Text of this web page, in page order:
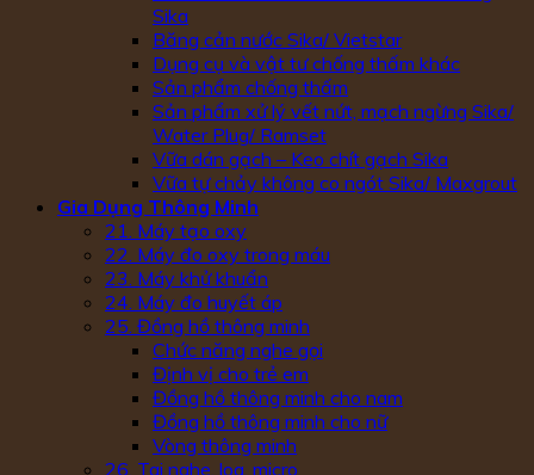
Sika
Băng cản nước Sika/ Vietstar
Dụng cụ và vật tư chống thấm khác
Sản phẩm chống thấm
Sản phẩm xử lý vết nứt, mạch ngừng Sika/
Water Plug/ Ramset
Vữa dán gạch – Keo chít gạch Sika
Vữa tự chảy không co ngót Sika/ Maxgrout
Gia Dụng Thông Minh
21. Máy tạo oxy
22. Máy đo oxy trong máu
23. Máy khử khuẩn
24. Máy đo huyết áp
25. Đồng hồ thông minh
Chức năng nghe gọi
Định vị cho trẻ em
Đồng hồ thông minh cho nam
Đồng hồ thông minh cho nữ
Vòng thông minh
26. Tai nghe, loa, micro